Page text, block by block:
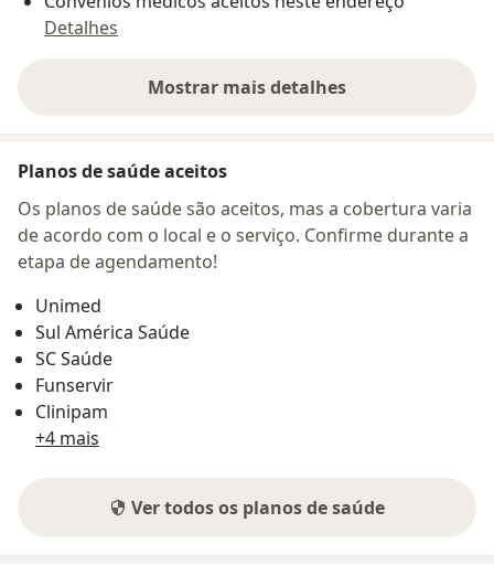
Detalhes
Mostrar mais detalhes
sobre o endereço
Planos de saúde aceitos
Os planos de saúde são aceitos, mas a cobertura varia
de acordo com o local e o serviço. Confirme durante a
etapa de agendamento!
Unimed
Sul América Saúde
SC Saúde
Funservir
Clinipam
+4 mais
Ver todos os planos de saúde